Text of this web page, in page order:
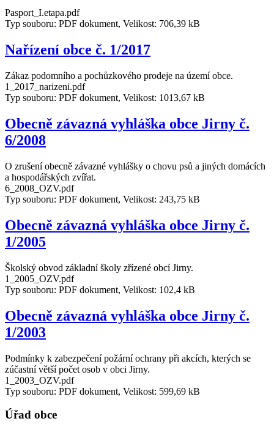
Pasport_I.etapa.pdf
Typ souboru: PDF dokument, Velikost: 706,39 kB
Nařízení obce č. 1/2017
Zákaz podomního a pochůzkového prodeje na území obce.
1_2017_narizeni.pdf
Typ souboru: PDF dokument, Velikost: 1013,67 kB
Obecně závazná vyhláška obce Jirny č.
6/2008
O zrušení obecně závazné vyhlášky o chovu psů a jiných domácích
a hospodářských zvířat.
6_2008_OZV.pdf
Typ souboru: PDF dokument, Velikost: 243,75 kB
Obecně závazná vyhláška obce Jirny č.
1/2005
Školský obvod základní školy zřízené obcí Jirny.
1_2005_OZV.pdf
Typ souboru: PDF dokument, Velikost: 102,4 kB
Obecně závazná vyhláška obce Jirny č.
1/2003
Podmínky k zabezpečení požární ochrany při akcích, kterých se
zúčastní větší počet osob v obci Jirny.
1_2003_OZV.pdf
Typ souboru: PDF dokument, Velikost: 599,69 kB
Úřad obce